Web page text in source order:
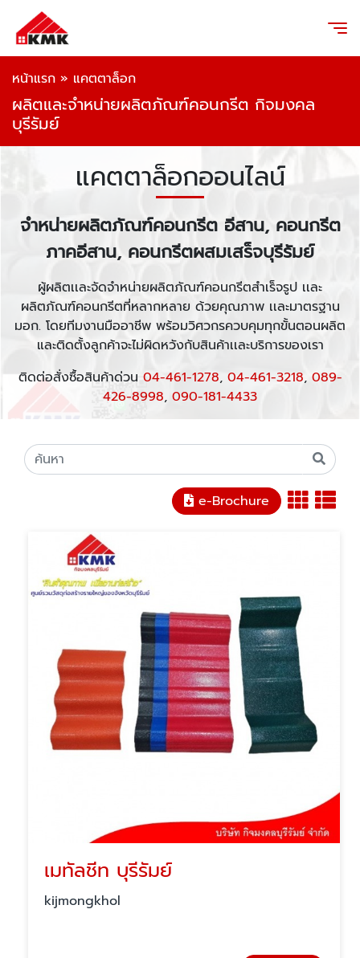
หน้าแรก » แคตตาล็อก
ผลิตและจำหน่ายผลิตภัณฑ์คอนกรีต กิจมงคล
บุรีรัมย์
แคตตาล็อกออนไลน์
จำหน่ายผลิตภัณฑ์คอนกรีต อีสาน, คอนกรีต
ภาคอีสาน, คอนกรีตผสมเสร็จบุรีรัมย์
ผู้ผลิตเเละจัดจำหน่ายผลิตภัณฑ์คอนกรีตสำเร็จรูป เเละ
ผลิตภัณฑ์คอนกรีตที่หลากหลาย ด้วยคุณภาพ เเละมาตรฐาน
มอก. โดยทีมงานมืออาชีพ พร้อมวิศวกรควบคุมทุกขั้นตอนผลิต
และติดตั้งลูกค้าจะไม่ผิดหวังกับสินค้าเเละบริการของเรา
ติดต่อสั่งซื้อสินค้าด่วน 04-461-1278, 04-461-3218, 089-
426-8998, 090-181-4433
e-Brochure
เมทัลชีท บุรีรัมย์
kijmongkhol